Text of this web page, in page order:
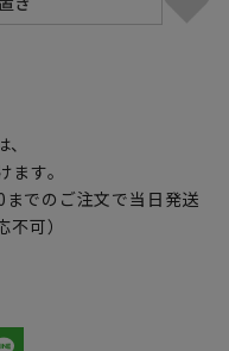
す。
でのご注文で当日発送
可）